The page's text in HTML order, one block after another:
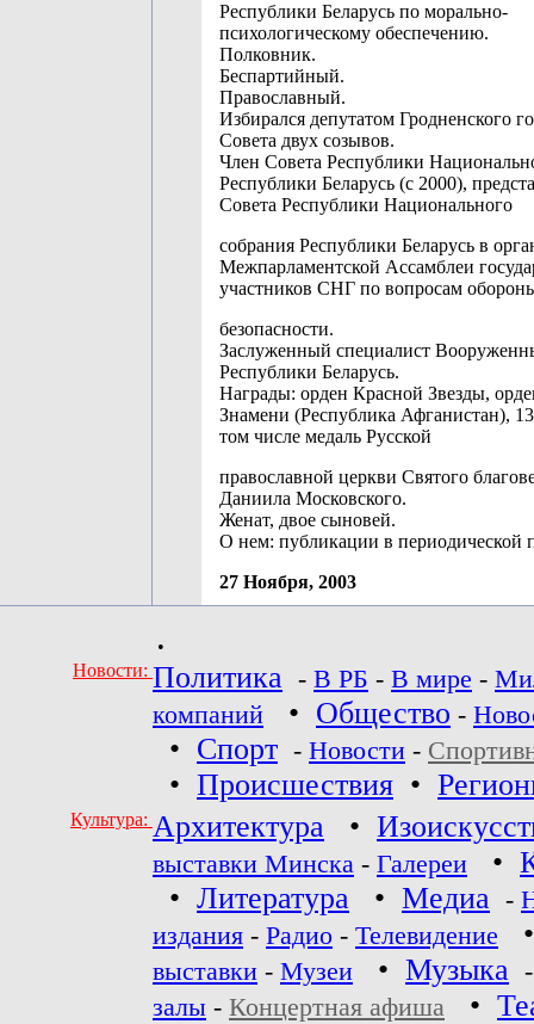
Республики Беларусь по морально-
психологическому обеспечению.
Полковник.
Беспартийный.
Православный.
Избирался депутатом Гродненского
Совета двух созывов.
Член Совета Республики
Республики Беларусь (с 2000),
Совета Республики Национального
собрания Республики Беларусь в
Межпарламентской Ассамблеи
участников СНГ по вопросам
безопасности.
Заслуженный специалист
Республики Беларусь.
Награды: орден Красной Звезды,
Знамени (Республика Афганистан),
том числе медаль Русской
православной церкви Святого
Даниила Московского.
Женат, двое сыновей.
О нем: публикации в периодической
27 Ноября, 2003
•
Новости: Политика - В РБ - В мире -
компаний
• Общество -
• Спорт - Новости -
• Происшествия •
Культура: Архитектура •
выставки Минска - Галереи •
• Литература • Медиа -
издания - Радио - Телевидение
выставки - Музеи • Музыка
залы - Концертная афиша •